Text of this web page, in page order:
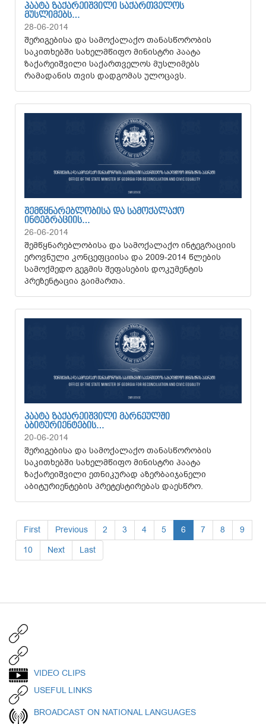
ᲞᲐᲐᲢᲐ ᲖᲐᲥᲐᲠᲔᲘᲨᲕᲘᲚᲘ ᲡᲐᲥᲐᲠᲗᲕᲔᲚᲝᲡ
ᲛᲣᲡᲚᲘᲛᲔᲑᲡ…
28-06-2014
შერიგებისა და სამოქალაქო თანასწორობის
საკითხებში სახელმწიფო მინისტრი პაატა
ზაქარეიშვილი საქართველოს მუსლიმებს
რამადანის თვის დადგომას ულოცავს.
ᲨᲔᲛᲬᲧᲜᲐᲠᲔᲑᲚᲝᲑᲘᲡᲐ ᲓᲐ ᲡᲐᲛᲝᲥᲐᲚᲐᲥᲝ
ᲘᲜᲢᲔᲒᲠᲐᲪᲘᲘᲡ…
26-06-2014
შემწყნარებლობისა და სამოქალაქო ინტეგრაციის
ეროვნული კონცეფციისა და 2009-2014 წლების
სამოქმედო გეგმის შეფასების დოკუმენტის
პრეზენტაცია გაიმართა.
ᲞᲐᲐᲢᲐ ᲖᲐᲥᲐᲠᲔᲘᲨᲕᲘᲚᲘ ᲛᲐᲠᲜᲔᲣᲚᲨᲘ
ᲐᲑᲘᲢᲣᲠᲘᲔᲜᲢᲔᲑᲘᲡ…
20-06-2014
შერიგებისა და სამოქალაქო თანასწორობის
საკითხებში სახელმწიფო მინისტრი პაატა
ზაქარეიშვილი ეთნიკურად აზერბაიჯანელი
აბიტურიენტების პრეტესტირებას დაესწრო.
First Previous 2 3 4 5 6 7 8
9
10
Next Last
VIDEO CLIPS
USEFUL LINKS
BROADCAST ON NATIONAL LANGUAGES